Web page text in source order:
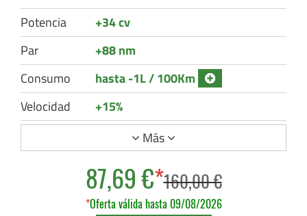
Potencia
+34 cv
Par
+88 nm
Consumo
hasta -1L / 100Km
Velocidad
+15%
Más
87,69 €*160,00 €
*Oferta válida hasta 09/08/2026